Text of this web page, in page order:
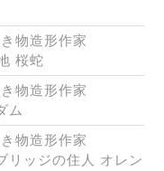
物造形作家
桜蛇
物造形作家
ム
物造形作家
リッジの住人 オレン